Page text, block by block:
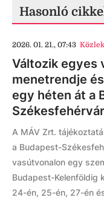
Hasonló
2026. 01. 21., 07:43
Változik egyes
menetrendje
egy héten át a
A MÁV Zrt.
a Budapest-
vasútvonalon egy
Budapest-Kelenföldig
24-én, 25-én, 27-én